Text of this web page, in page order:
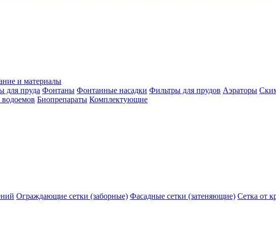
и материалы
для пруда Фонтаны Фонтанные насадки Фильтры для прудов Аэраторы
Биопрепараты Комплектующие
Ограждающие сетки (заборные) Фасадные сетки (затеняющие) Сетка от